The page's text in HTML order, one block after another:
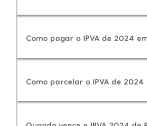
Como pagar o IPVA de 2024
Como parcelar o IPVA de 2024